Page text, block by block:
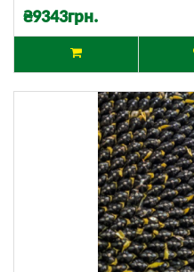
₴9343грн.